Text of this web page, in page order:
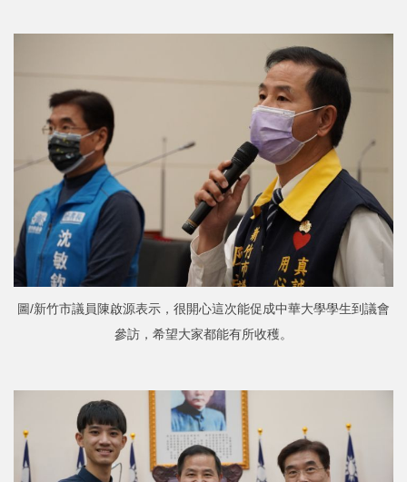
圖/新竹市議員陳啟源表示，很開心這次能促成中華大學學生到議會
參訪，希望大家都能有所收穫。